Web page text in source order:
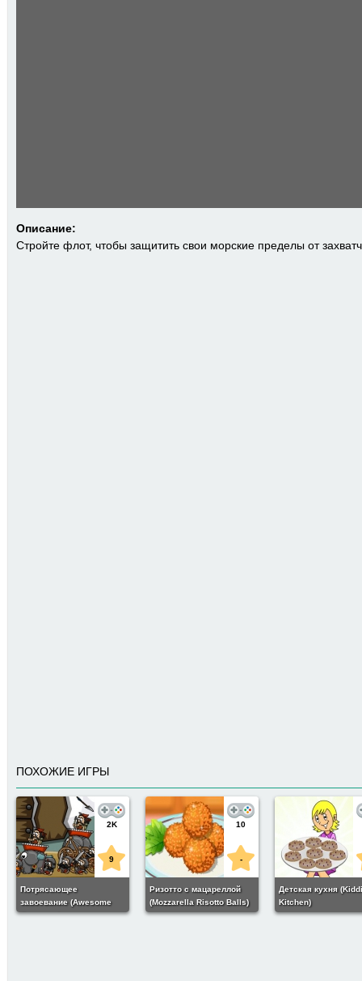
Описание:
Стройте флот, чтобы защитить свои морские пределы от
ПОХОЖИЕ ИГРЫ
2K
9
Потрясающее
завоевание (Awesome
Conquest)
10
-
Ризотто с мацареллой
(Mozzarella Risotto Balls)
Детская кухня
Kitchen)